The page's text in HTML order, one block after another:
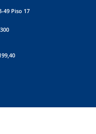
28-49 Piso 17